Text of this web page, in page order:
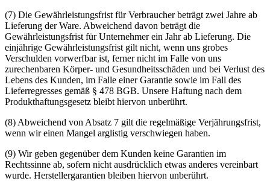
(7) Die Gewährleistungsfrist für Verbraucher beträgt zwei Jahre ab
Lieferung der Ware. Abweichend davon beträgt die
Gewährleistungsfrist für Unternehmer ein Jahr ab Lieferung. Die
einjährige Gewährleistungsfrist gilt nicht, wenn uns grobes
Verschulden vorwerfbar ist, ferner nicht im Falle von uns
zurechenbaren Körper- und Gesundheitsschäden und bei Verlust des
Lebens des Kunden, im Falle einer Garantie sowie im Fall des
Lieferregresses gemäß § 478 BGB. Unsere Haftung nach dem
Produkthaftungsgesetz bleibt hiervon unberührt.
(8) Abweichend von Absatz 7 gilt die regelmäßige Verjährungsfrist,
wenn wir einen Mangel arglistig verschwiegen haben.
(9) Wir geben gegenüber dem Kunden keine Garantien im
Rechtssinne ab, sofern nicht ausdrücklich etwas anderes vereinbart
wurde. Herstellergarantien bleiben hiervon unberührt.